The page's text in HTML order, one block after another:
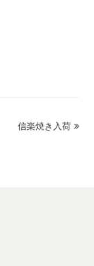
next
信楽焼き入荷